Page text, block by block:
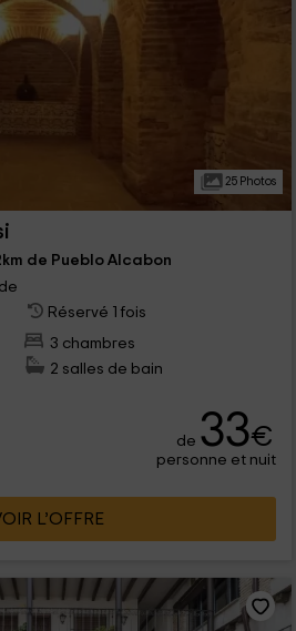
25 Photos
de Pueblo Alcabon
Réservé 1 fois
3 chambres
2 salles de bain
de 33€
personne et nuit
L’OFFRE